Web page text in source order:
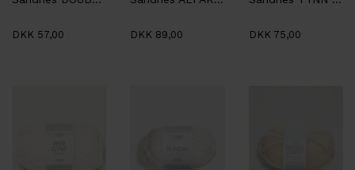
DKK 57,00 DKK 89,00 DKK 75,00